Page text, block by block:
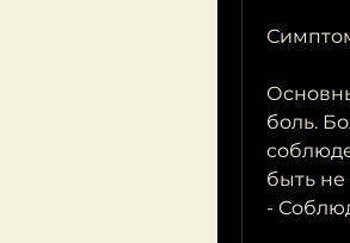
боль.
быть не
-